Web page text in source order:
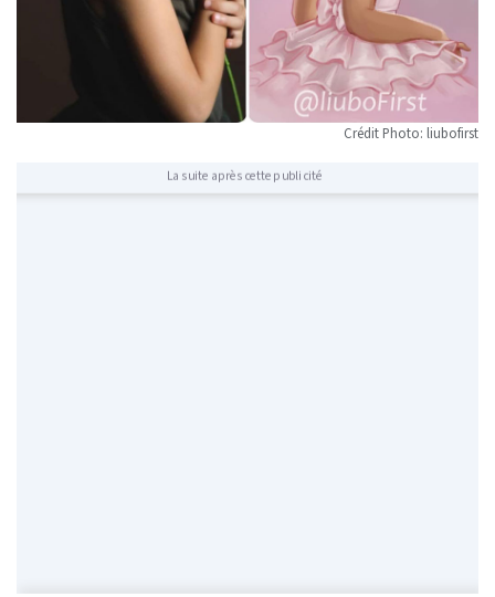
Crédit Photo: liubofirst
La suite après cette publicité